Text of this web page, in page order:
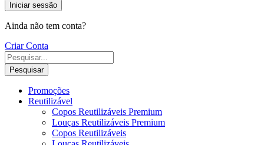
Iniciar sessão
Ainda não tem conta?
Criar Conta
Pesquisar
Promoções
Reutilizável
Copos Reutilizáveis Premium
Louças Reutilizáveis Premium
Copos Reutilizáveis